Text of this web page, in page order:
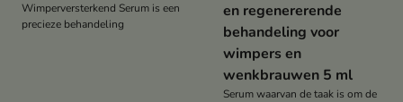
Wimperversterkend Serum is een
precieze behandeling
en regenererende
behandeling voor
wimpers en
wenkbrauwen 5 ml
Serum waarvan de taak is om de